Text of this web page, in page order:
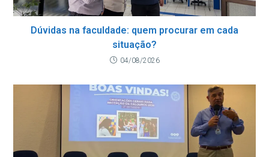
Dúvidas na faculdade: quem procurar em cada
situação?
04/08/2026